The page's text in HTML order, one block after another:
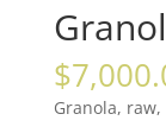
$
Granola,